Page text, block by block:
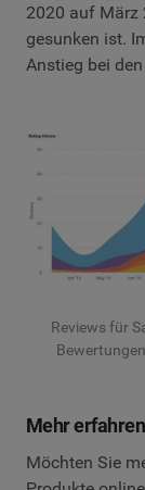
2020 auf März
gesunken ist.
Anstieg bei
Reviews für
Mehr erfahren
Möchten Sie